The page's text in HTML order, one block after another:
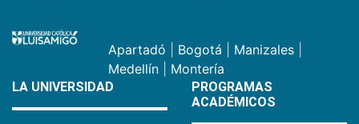
Apartadó Bogotá Manizales
Medellín
Montería
LA UNIVERSIDAD
PROGRAMAS
ACADÉMICOS